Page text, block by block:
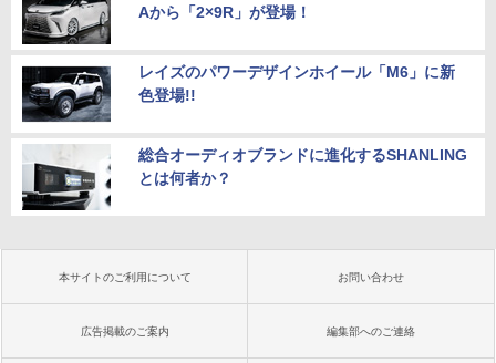
Aから「2×9R」が登場！
レイズのパワーデザインホイール「M6」に新
色登場!!
総合オーディオブランドに進化するSHANLING
とは何者か？
本サイトのご利用について お問い合わせ
広告掲載のご案内 編集部へのご連絡